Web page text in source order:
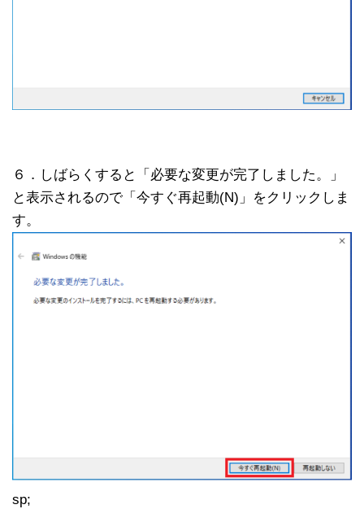
６．しばらくすると「必要な変更が完了しました。」
と表示されるので「今すぐ再起動(N)」をクリックしま
す。
sp;